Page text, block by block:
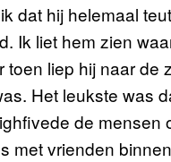
dat hij helemaal
Ik liet hem zien
liep hij naar de
Het leukste was
de mensen
met vrienden